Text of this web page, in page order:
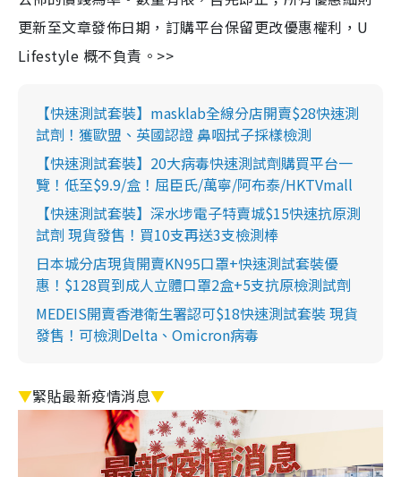
更新至文章發佈日期，訂購平台保留更改優惠權利，U
Lifestyle 概不負責。>>
【快速測試套裝】masklab全線分店開賣$28快速測
試劑！獲歐盟、英國認證 鼻咽拭子採樣檢測
【快速測試套裝】20大病毒快速測試劑購買平台一
覽！低至$9.9/盒！屈臣氏/萬寧/阿布泰/HKTVmall
【快速測試套裝】深水埗電子特賣城$15快速抗原測
試劑 現貨發售！買10支再送3支檢測棒
日本城分店現貨開賣KN95口罩+快速測試套裝優
惠！$128買到成人立體口罩2盒+5支抗原檢測試劑
MEDEIS開賣香港衛生署認可$18快速測試套裝 現貨
發售！可檢測Delta、Omicron病毒
▼緊貼最新疫情消息▼